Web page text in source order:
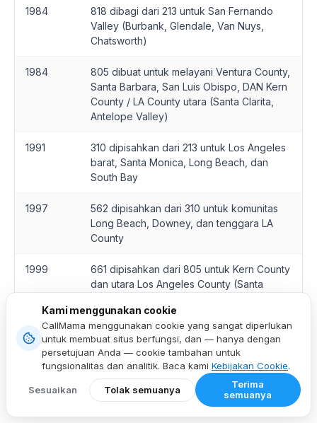
1984
818 dibagi dari 213 untuk San Fernando
Valley (Burbank, Glendale, Van Nuys,
Chatsworth)
1984
805 dibuat untuk melayani Ventura County,
Santa Barbara, San Luis Obispo, DAN Kern
County / LA County utara (Santa Clarita,
Antelope Valley)
1991
310 dipisahkan dari 213 untuk Los Angeles
barat, Santa Monica, Long Beach, dan
South Bay
1997
562 dipisahkan dari 310 untuk komunitas
Long Beach, Downey, dan tenggara LA
County
1999
661 dipisahkan dari 805 untuk Kern County
dan utara Los Angeles County (Santa
mempertahankan koridor pantai (Ventura,
Santa Barbara, San Luis Obispo)
1999–
sekarang
661 melayani California tengah-selatan
secara terus menerus — tidak pernah
dipisah atau dilapis
Kami menggunakan cookie
CallMama menggunakan cookie yang sangat diperlukan
untuk membuat situs berfungsi, dan — hanya dengan
persetujuan Anda — cookie tambahan untuk
fungsionalitas dan analitik. Baca kami Kebijakan Cookie.
Sesuaikan Tolak semuanya
Terima
semuanya